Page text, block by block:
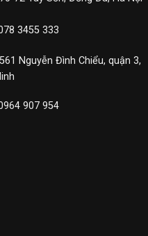
3455 333
Nguyễn Đình Chiểu, quận 3,
907 954